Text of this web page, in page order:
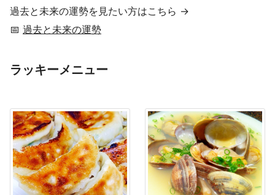
過去と未来の運勢を見たい方はこちら →
📅 過去と未来の運勢
ラッキーメニュー